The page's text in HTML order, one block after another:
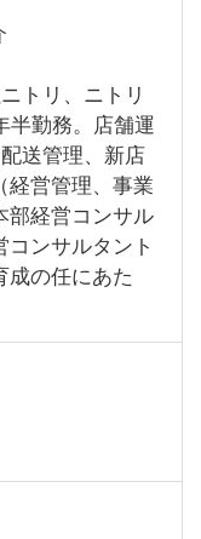
トリ、ニトリ
半勤務。店舗運
送管理、新店
経営管理、事業
部経営コンサル
コンサルタント
成の任にあた